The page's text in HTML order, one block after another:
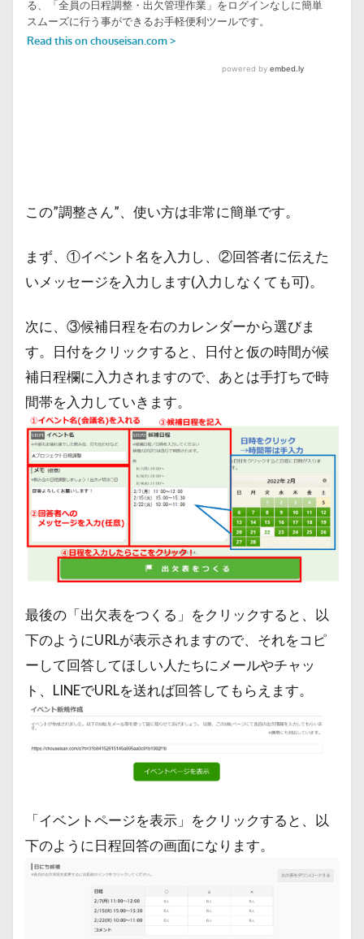
この”調整さん”、使い方は非常に簡単です。
まず、①イベント名を入力し、②回答者に伝えた
いメッセージを入力します(入力しなくても可)。
次に、③候補日程を右のカレンダーから選びま
す。日付をクリックすると、日付と仮の時間が候
補日程欄に入力されますので、あとは手打ちで時
間帯を入力していきます。
最後の「出欠表をつくる」をクリックすると、以
下のようにURLが表示されますので、それをコピ
ーして回答してほしい人たちにメールやチャッ
ト、LINEでURLを送れば回答してもらえます。
「イベントページを表示」をクリックすると、以
下のように日程回答の画面になります。